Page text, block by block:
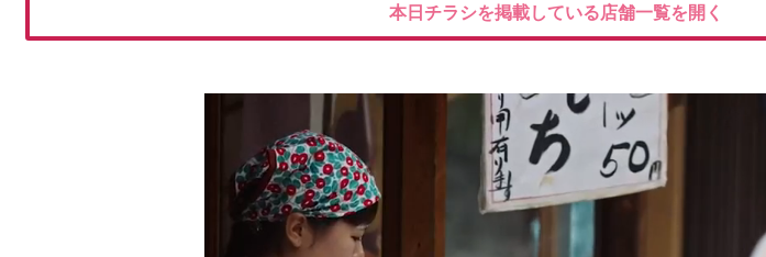
本日チラシを掲載している店舗一覧を開く